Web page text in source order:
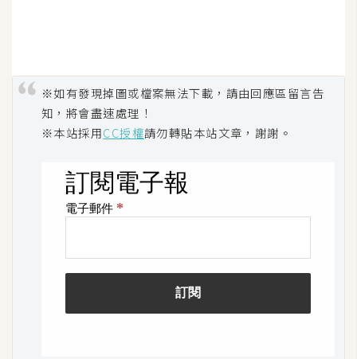
※如有發現掉圖或檔案無法下載，請由回應區留言告
知，將會盡速處理！
※本站採用CC授權請勿轉貼本站文章，謝謝。